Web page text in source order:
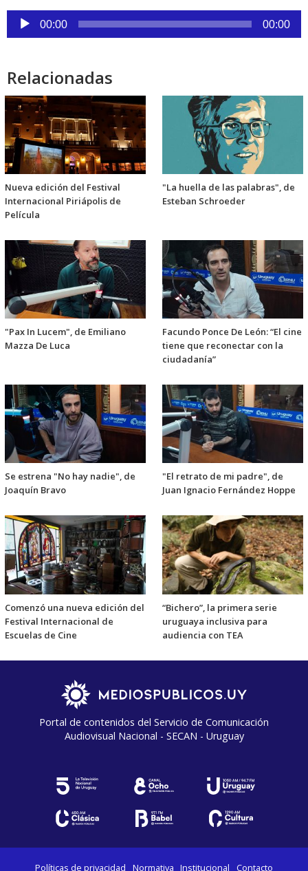
Reproductor
de
00:00 00:00
Relacionadas
Nueva edición del Festival
Internacional Piriápolis de
Película
"La huella de las palabras", de
Esteban Schroeder
"Pax In Lucem", de Emiliano
Mazza De Luca
Facundo Ponce De León: “El cine
tiene que reconectar con la
ciudadanía”
Se estrena "No hay nadie", de
Joaquín Bravo
"El retrato de mi padre", de
Juan Ignacio Fernández Hoppe
Comenzó una nueva edición del
Festival Internacional de
Escuelas de Cine
“Bichero”, la primera serie
uruguaya inclusiva para
audiencia con TEA
Portal de contenidos del Servicio de Comunicación
Audiovisual Nacional - SECAN - Uruguay
Políticas de privacidad Normativa Institucional Contacto